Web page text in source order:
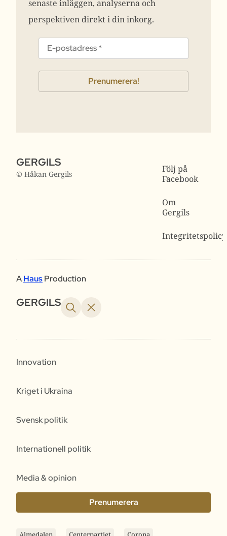
senaste inläggen, analyserna och
perspektiven direkt i din inkorg.
GERGILS
© Håkan Gergils
Följ på
Facebook
Om
Gergils
Integritetspolicy
AHausProduction
GERGILS
Innovation
Kriget i Ukraina
Svensk politik
Internationell politik
Media & opinion
Prenumerera